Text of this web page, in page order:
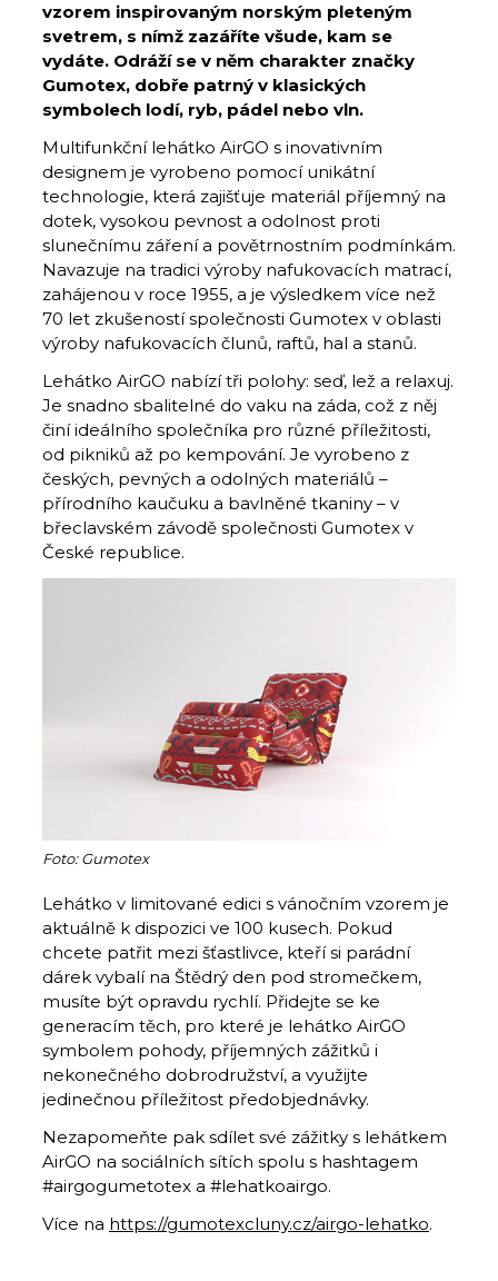
vzorem inspirovaným norským pleteným
svetrem, s nímž zazáříte všude, kam se
vydáte. Odráží se v něm charakter značky
Gumotex, dobře patrný v klasických
symbolech lodí, ryb, pádel nebo vln.
Multifunkční lehátko AirGO s inovativním
designem je vyrobeno pomocí unikátní
technologie, která zajišťuje materiál příjemný na
dotek, vysokou pevnost a odolnost proti
slunečnímu záření a povětrnostním podmínkám.
Navazuje na tradici výroby nafukovacích matrací,
zahájenou v roce 1955, a je výsledkem více než
70 let zkušeností společnosti Gumotex v oblasti
výroby nafukovacích člunů, raftů, hal a stanů.
Lehátko AirGO nabízí tři polohy: seď, lež a relaxuj.
Je snadno sbalitelné do vaku na záda, což z něj
činí ideálního společníka pro různé příležitosti,
od pikniků až po kempování. Je vyrobeno z
českých, pevných a odolných materiálů –
přírodního kaučuku a bavlněné tkaniny – v
břeclavském závodě společnosti Gumotex v
České republice.
Foto: Gumotex
Lehátko v limitované edici s vánočním vzorem je
aktuálně k dispozici ve 100 kusech. Pokud
chcete patřit mezi šťastlivce, kteří si parádní
dárek vybalí na Štědrý den pod stromečkem,
musíte být opravdu rychlí. Přidejte se ke
generacím těch, pro které je lehátko AirGO
symbolem pohody, příjemných zážitků i
nekonečného dobrodružství, a využijte
jedinečnou příležitost předobjednávky.
Nezapomeňte pak sdílet své zážitky s lehátkem
AirGO na sociálních sítích spolu s hashtagem
#airgogumetotex a #lehatkoairgo.
Více na https://gumotexcluny.cz/airgo-lehatko.